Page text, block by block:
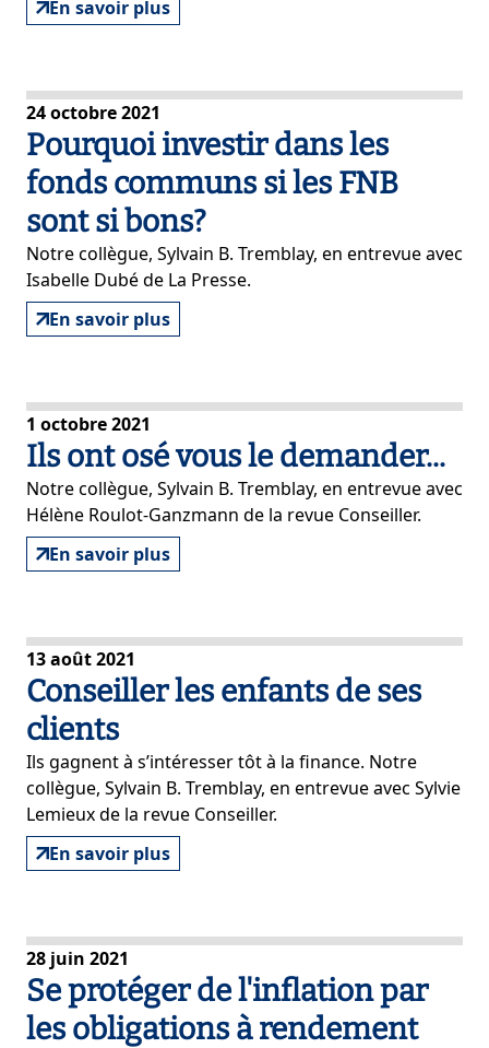
En savoir plus
24 octobre 2021
Pourquoi investir dans les
fonds communs si les FNB
sont si bons?
Notre collègue, Sylvain B. Tremblay, en entrevue avec
Isabelle Dubé de La Presse.
En savoir plus
1 octobre 2021
Ils ont osé vous le demander...
Notre collègue, Sylvain B. Tremblay, en entrevue avec
Hélène Roulot-Ganzmann de la revue Conseiller.
En savoir plus
13 août 2021
Conseiller les enfants de ses
clients
Ils gagnent à s’intéresser tôt à la finance. Notre
collègue, Sylvain B. Tremblay, en entrevue avec Sylvie
Lemieux de la revue Conseiller.
En savoir plus
28 juin 2021
Se protéger de l'inflation par
les obligations à rendement